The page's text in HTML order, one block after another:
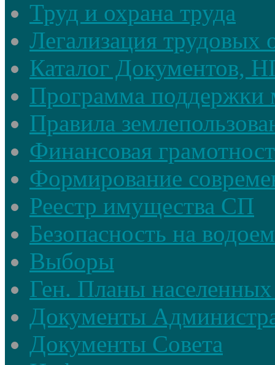
Труд и охрана труда
Легализация трудовых
Каталог Документов,
Программа поддержки
Правила
Финансовая
Формирование
Реестр имущества СП
Безопасность на
Выборы
Ген. Планы
Документы
Документы Совета